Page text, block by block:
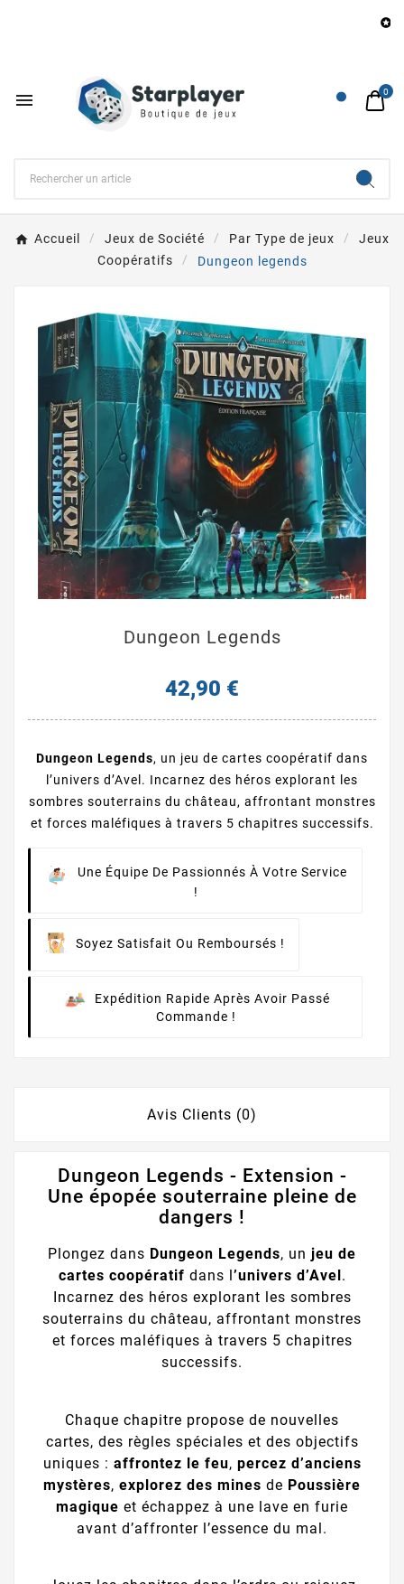

 0
Accueil Jeux de Société Par Type de jeux
Jeux
Coopératifs
Dungeon legends
Dungeon Legends
42,90 €
Dungeon Legends, un jeu de cartes coopératif dans
l’univers d’Avel. Incarnez des héros explorant les
sombres souterrains du château, affrontant monstres
et forces maléfiques à travers 5 chapitres successifs.
Une Équipe De Passionnés À Votre Service
!
Soyez Satisfait Ou Remboursés !
Expédition Rapide Après Avoir Passé
Commande !
Avis Clients (0)
Dungeon Legends - Extension -
Une épopée souterraine pleine de
dangers !
Plongez dans Dungeon Legends, un jeu de
cartes coopératif dans l’univers d’Avel.
Incarnez des héros explorant les sombres
souterrains du château, affrontant monstres
et forces maléfiques à travers 5 chapitres
successifs.
Chaque chapitre propose de nouvelles
cartes, des règles spéciales et des objectifs
uniques : affrontez le feu, percez d’anciens
mystères, explorez des mines de Poussière
magique et échappez à une lave en furie
avant d’affronter l’essence du mal.